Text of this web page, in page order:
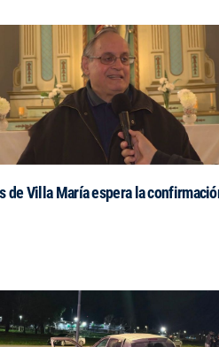
de Villa María espera la